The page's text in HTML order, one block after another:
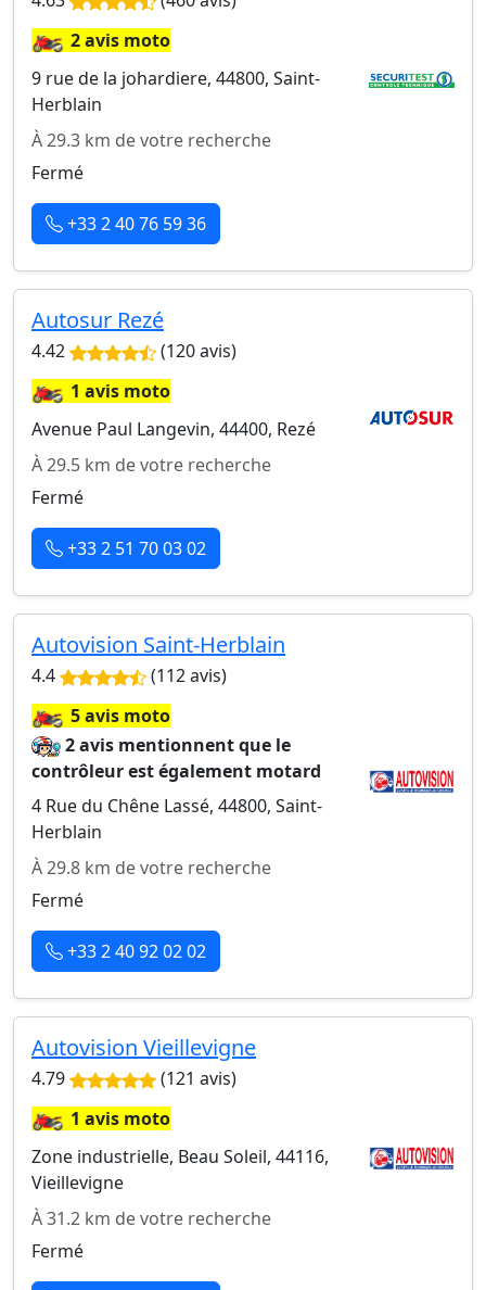
🏍️2 avis moto
9 rue de la johardiere, 44800, Saint-
Herblain
À 29.3 km de votre recherche
Fermé
+33 2 40 76 59 36
Autosur Rezé
4.42 (120 avis)
🏍️1 avis moto
Avenue Paul Langevin, 44400, Rezé
À 29.5 km de votre recherche
Fermé
+33 2 51 70 03 02
Autovision Saint-Herblain
4.4 (112 avis)
🏍️5 avis moto
2 avis mentionnent que le
contrôleur est également motard
4 Rue du Chêne Lassé, 44800, Saint-
Herblain
À 29.8 km de votre recherche
Fermé
+33 2 40 92 02 02
Autovision Vieillevigne
4.79 (121 avis)
🏍️1 avis moto
Zone industrielle, Beau Soleil, 44116,
Vieillevigne
À 31.2 km de votre recherche
Fermé